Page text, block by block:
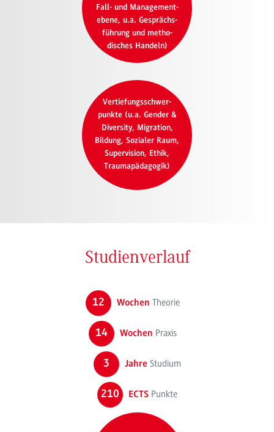
Fall- und Management-
ebene, u.a. Gesprächs-
führung und metho-
disches Handeln)
Vertiefungsschwer-
punkte (u.a. Gender &
Diversity, Migration,
Bildung, Sozialer Raum,
Supervision, Ethik,
Traumapädagogik)
Studienverlauf
12 Wochen Theorie
14 Wochen Praxis
3 Jahre Studium
210 ECTS Punkte